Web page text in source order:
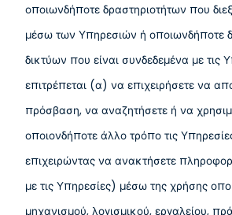
οποιωνδήποτε δραστηριοτήτων που
μέσω των Υπηρεσιών ή οποιωνδήποτε
δικτύων που είναι συνδεδεμένα με τις
επιτρέπεται (α) να επιχειρήσετε να
πρόσβαση, να αναζητήσετε ή να
οποιονδήποτε άλλο τρόπο τις
επιχειρώντας να ανακτήσετε
με τις Υπηρεσίες) μέσω της χρήσης
μηχανισμού, λογισμικού, εργαλείου,